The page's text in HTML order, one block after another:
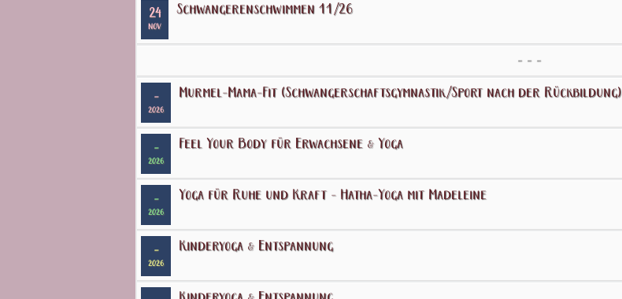
24
NOV
Schwangerenschwimmen 11/26
- - -
-
2026
Murmel-Mama-Fit (Schwangerschaftsgymnastik/Sport nach der Rückbildung)
-
2026
Feel Your Body für Erwachsene & Yoga
-
2026
Yoga für Ruhe und Kraft - Hatha-Yoga mit Madeleine
-
2026
Kinderyoga & Entspannung